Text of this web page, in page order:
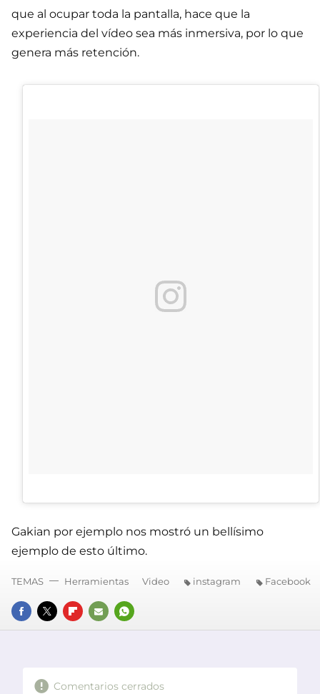
que al ocupar toda la pantalla, hace que la
experiencia del vídeo sea más inmersiva, por lo que
genera más retención.
Gakian por ejemplo nos mostró un bellísimo
ejemplo de esto último.
FACEBOOK
TWITTERFLIPBOARD
E-
WHATSAPP
TEMAS Herramientas Video instagram Facebook
Comentarios cerrados